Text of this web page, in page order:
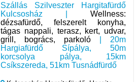
Szállás Szilveszter Hargitafürdő
Kulcsosház | Wellness:
dézsafürdő, felszerelt konyha,
tágas nappali, terasz, kert, udvar,
grill, bogrács, parkoló | 20m
Hargiafürdő Sípálya, 50m
korcsolya pálya, 15km
Csíkszereda, 51km Tusnádfürdő